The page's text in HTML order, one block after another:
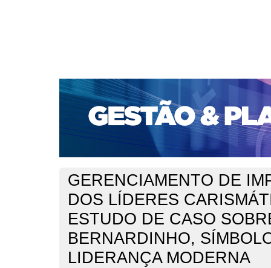
CAPA SOBRE ACESSO CADASTRO
PORTAL DE REVISTAS DA UNIFACS
SUBMISSÕES
PARA SUBMISSÃO DE ARTIGOS
TUTORIAL PARA
Capa Barbosa
GERENCIAMENTO DE
DOS LÍDERES
ESTUDO DE CASO
BERNARDINHO,
LIDERANÇA MODERNA